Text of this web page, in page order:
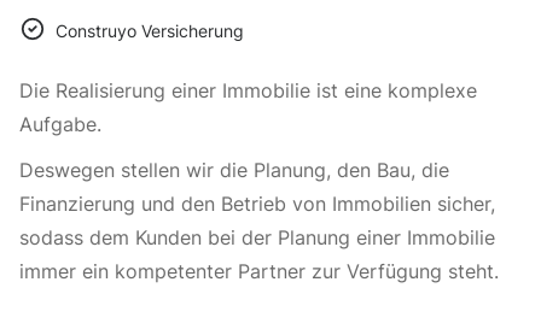
Construyo Versicherung
Die Realisierung einer Immobilie ist eine komplexe
Aufgabe.
Deswegen stellen wir die Planung, den Bau, die
Finanzierung und den Betrieb von Immobilien sicher,
sodass dem Kunden bei der Planung einer Immobilie
immer ein kompetenter Partner zur Verfügung steht.